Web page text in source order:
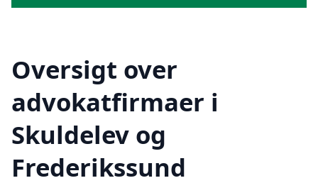
Oversigt over
advokatfirmaer i
Skuldelev og
Frederikssund